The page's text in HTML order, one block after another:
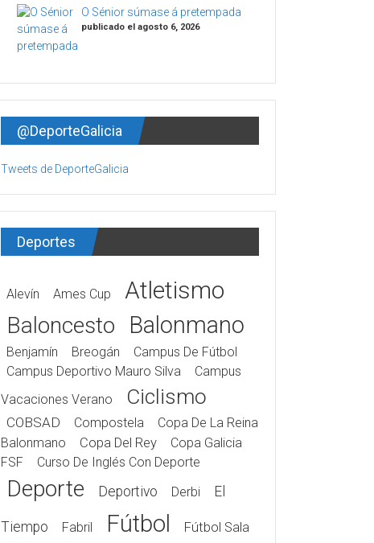
O Sénior súmase á pretempada
publicado el agosto 6, 2026
@DeporteGalicia
Tweets de DeporteGalicia
Deportes
Alevín Ames Cup Atletismo
Baloncesto Balonmano
Benjamín Breogán
Campus De Fútbol
Campus Deportivo Mauro Silva
Campus
Vacaciones Verano
Ciclismo
COBSAD Compostela
Copa De La Reina
Balonmano
Copa Del Rey
Copa Galicia
FSF
Curso De Inglés Con Deporte
Deporte Deportivo Derbi El
Tiempo Fabril Fútbol Fútbol Sala